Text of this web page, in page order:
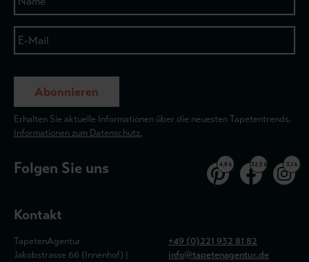
Abonnieren
Erhalten Sie aktuelle Informationen über die neuesten Tapetentrends.
Informationen zum Datenschutz.
Folgen Sie uns 4,9 k 32,5 k 3,1 k
Kontakt
TapetenAgentur
Jakobstrasse 66 (Innenhof) |
+49 (0)221 932 81 82
info@tapetenagentur.de